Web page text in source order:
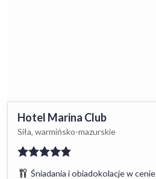
Hotel Marina Club
Siła, warmińsko-mazurskie
Śniadania i obiadokolacje w cenie